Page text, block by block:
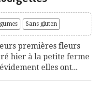
Sans gluten
premières fleurs
hier à la petite ferme
elles ont...